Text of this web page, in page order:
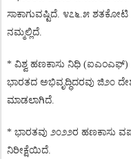
ಸಾಕಾಗುವಷ್ಟಿದೆ. ೪೭೬.೫ ಶತಕೋಟಿ
ನಮ್ಮಲ್ಲಿದೆ.
* ವಿಶ್ವ ಹಣಕಾಸು ನಿಧಿ (ಐಎಂಎಫ್)
ಭಾರತದ ಅಭಿವೃದ್ಧಿದರವು ಜಿ೨೦
ಮಾಡಲಾಗಿದೆ.
* ಭಾರತವು ೨೦೨೨ರ ಹಣಕಾಸು
ನಿರೀಕ್ಷೆಯಿದೆ.